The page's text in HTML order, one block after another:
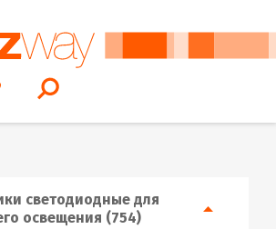
светодиодные для
освещения (754)